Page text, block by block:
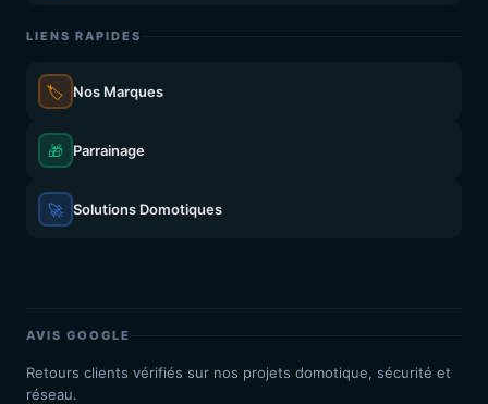
LIENS RAPIDES
🏷️ Nos Marques
🎁 Parrainage
🚀 Solutions Domotiques
AVIS GOOGLE
Retours clients vérifiés sur nos projets domotique, sécurité et
réseau.